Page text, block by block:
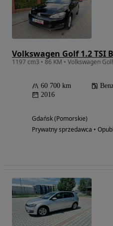
Volkswagen Golf 1.2 TSI
1197 cm3 • 86 KM • Volkswagen
60 700 km
2016
Gdańsk (Pomorskie)
Prywatny sprzedawca •